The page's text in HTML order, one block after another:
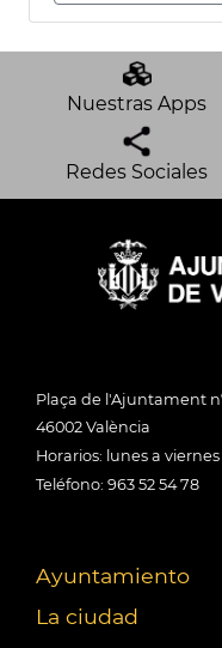
Nuestras Apps
Redes Sociales
Plaça de l'Ajuntament
46002 València
Horarios: lunes a
Teléfono: 963 52 54 78
Ayuntamiento
La ciudad